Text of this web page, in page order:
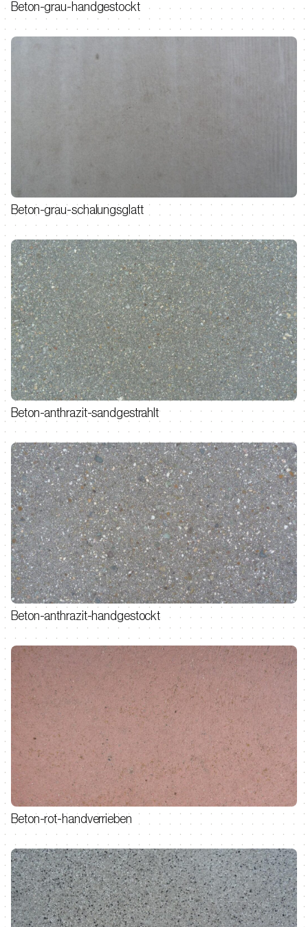
Beton-grau-handgestockt
Beton-grau-schalungsglatt
Beton-anthrazit-sandgestrahlt
Beton-anthrazit-handgestockt
Beton-rot-handverrieben